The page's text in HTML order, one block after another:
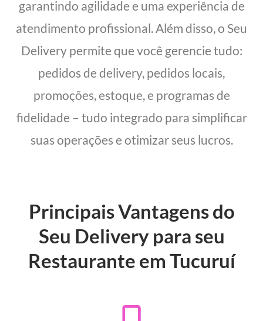
garantindo agilidade e uma experiência de
atendimento profissional. Além disso, o Seu
Delivery permite que você gerencie tudo:
pedidos de delivery, pedidos locais,
promoções, estoque, e programas de
fidelidade – tudo integrado para simplificar
suas operações e otimizar seus lucros.
Principais Vantagens do
Seu Delivery para seu
Restaurante em Tucuruí